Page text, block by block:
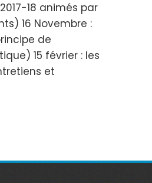
18 animés par
16 Novembre :
de
15 février : les
et